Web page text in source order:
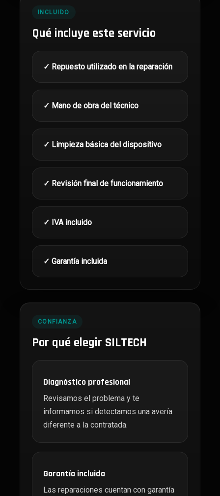
INCLUIDO
Qué incluye este servicio
✓ Repuesto utilizado en la reparación
✓ Mano de obra del técnico
✓ Limpieza básica del dispositivo
✓ Revisión final de funcionamiento
✓ IVA incluido
✓ Garantía incluida
CONFIANZA
Por qué elegir SILTECH
Diagnóstico profesional
Revisamos el problema y te
informamos si detectamos una avería
diferente a la contratada.
Garantía incluida
Las reparaciones cuentan con garantía